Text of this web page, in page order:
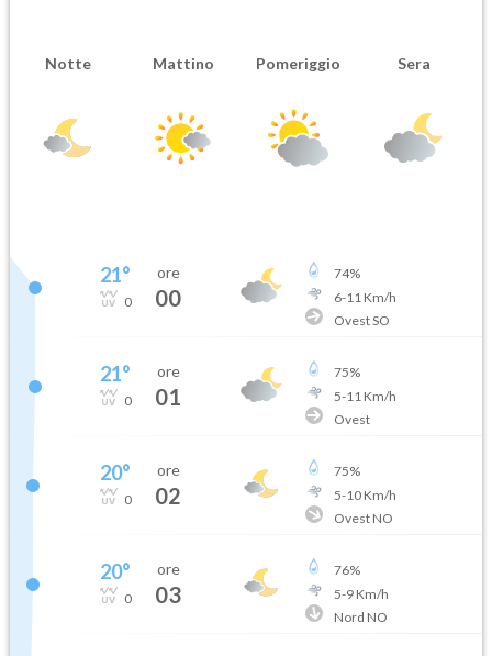
Notte Mattino Pomeriggio Sera
21°
0
ore
00
74%
6-11 Km/h
Ovest SO
21°
0
ore
01
75%
5-11 Km/h
Ovest
20°
0
ore
02
75%
5-10Km/h
Ovest NO
20°
0
ore
03
76%
5-9Km/h
Nord NO